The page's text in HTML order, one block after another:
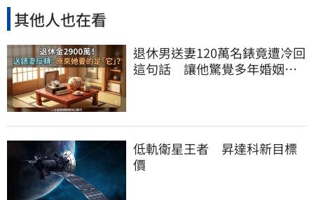
其他人也在看
退休男送妻120萬名錶竟遭冷回
這句話 讓他驚覺多年婚姻全
低軌衛星王者 昇達科新目標
價